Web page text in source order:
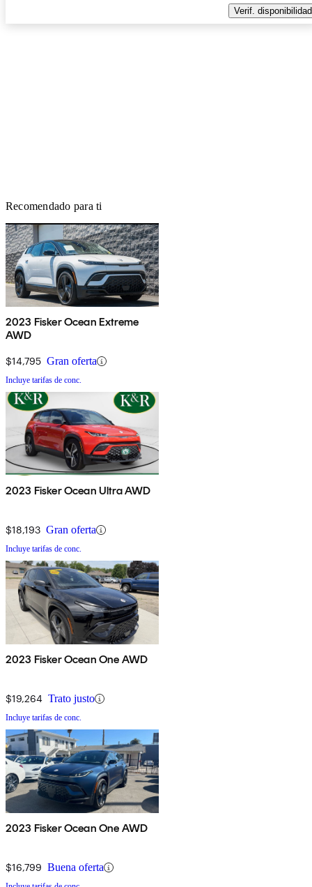
Verif. disponibilidad
Recomendado para ti
2023 Fisker Ocean Extreme
AWD
$14,795 Gran oferta
Incluye tarifas de conc.
2023 Fisker Ocean Ultra AWD
$18,193 Gran oferta
Incluye tarifas de conc.
2023 Fisker Ocean One AWD
$19,264 Trato justo
Incluye tarifas de conc.
2023 Fisker Ocean One AWD
$16,799 Buena oferta